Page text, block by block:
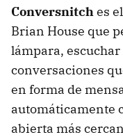
Conversnitches
Brian House que
lámpara,
conversaciones
en forma de
automáticamente
abierta más